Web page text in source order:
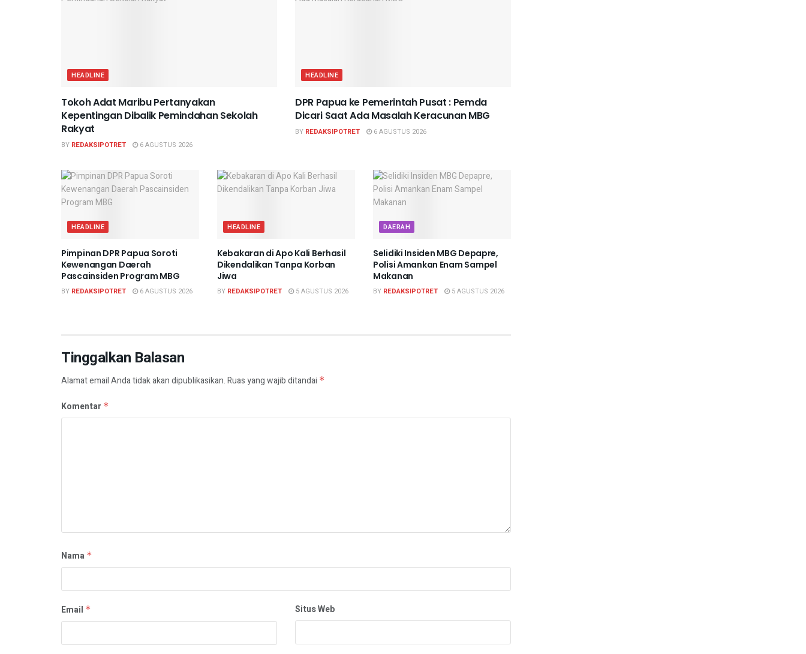
HEADLINE
Tokoh Adat Maribu Pertanyakan
Kepentingan Dibalik Pemindahan Sekolah
Rakyat
BY REDAKSIPOTRET 6 AGUSTUS 2026
HEADLINE
DPR Papua ke Pemerintah Pusat : Pemda
Dicari Saat Ada Masalah Keracunan MBG
BY REDAKSIPOTRET 6 AGUSTUS 2026
HEADLINE
Pimpinan DPR Papua Soroti
Kewenangan Daerah
Pascainsiden Program MBG
BY REDAKSIPOTRET 6 AGUSTUS 2026
HEADLINE
Kebakaran di Apo Kali Berhasil
Dikendalikan Tanpa Korban
Jiwa
BY REDAKSIPOTRET 5 AGUSTUS 2026
DAERAH
Selidiki Insiden MBG Depapre,
Polisi Amankan Enam Sampel
Makanan
BY REDAKSIPOTRET 5 AGUSTUS 2026
Tinggalkan Balasan
Alamat email Anda tidak akan dipublikasikan.Ruas yang wajib ditandai *
Komentar *
Nama *
Email * Situs Web